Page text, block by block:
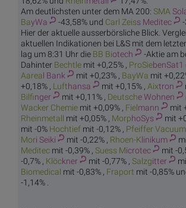
Am deutlichsten unter dem MA 200: SMA
BayWa -43,58% und Carl Zeiss Meditec
Hier der aktuelle ausserbörsliche Blick.
aktuellen Indikationen bei L&S mit dem
lag um 8:31 Uhr die BB Biotech
-Aktie am
Dahinter Bechtle mit +0,25% , ProSiebenSat1
Aareal Bank mit +0,23% , BayWa mit
+0,18% , Lufthansa mit +0,15% , Aixtron
Bilfinger mit +0,11% , Deutsche Wohnen
Wacker Chemie mit +0,09% , Fielmann
mit
Rheinmetall mit +0,05% , MorphoSys mit
mit -0% Hochtief mit -0,12% , Pfeiffer Vacuum
Mori Seiki mit -0,22% , Rhoen-Klinikum
Meditec mit -0,39% , Suess Microtec mit -
-0,7% , Klöckner mit -0,77% , Salzgitter
Biomedical mit -0,83% , Fraport mit -0,85%
-1,14% .